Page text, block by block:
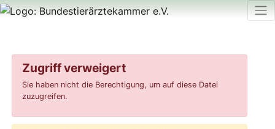
Zugriff verweigert
Sie haben nicht die Berechtigung, um auf diese Datei
zuzugreifen.